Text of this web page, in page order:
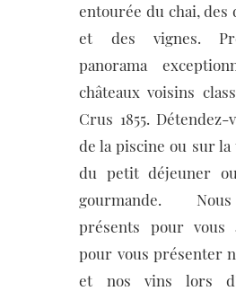
entourée du chai, des
et des vignes.
panorama
châteaux voisins
Crus 1855.
de la piscine ou sur
du petit déjeuner
gourmande.
présents pour vous
pour vous présenter
et nos vins lors